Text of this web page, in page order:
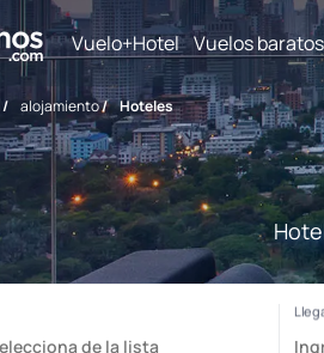
Vuelo+Hotel Vuelos baratos
/ alojamiento/ Hoteles